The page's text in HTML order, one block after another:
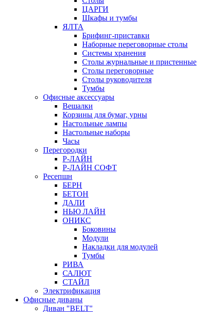
ЦАРГИ
Шкафы и тумбы
ЯЛТА
Брифинг-приставки
Наборные переговорные столы
Системы хранения
Столы журнальные и пристенные
Столы переговорные
Столы руководителя
Тумбы
Офисные аксессуары
Вешалки
Корзины для бумаг, урны
Настольные лампы
Настольные наборы
Часы
Перегородки
Р-ЛАЙН
Р-ЛАЙН СОФТ
Ресепшн
БЕРН
БЕТОН
ДАЛИ
НЬЮ ЛАЙН
ОНИКС
Боковины
Модули
Накладки для модулей
Тумбы
РИВА
САЛЮТ
СТАЙЛ
Электрификация
Офисные диваны
Диван "BELT"